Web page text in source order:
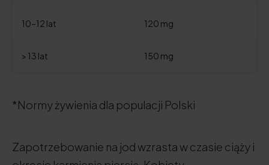
10–12 lat 120 mg
> 13 lat 150 mg
*Normy żywienia dla populacji Polski
Zapotrzebowanie na jod wzrasta w czasie ciąży i